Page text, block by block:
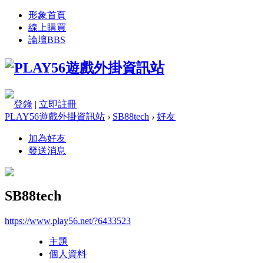
形象首頁
線上購買
論壇BBS
登錄 | 立即註冊
PLAY56遊戲外掛資訊站 › SB88tech › 好友
加為好友
發送消息
SB88tech
https://www.play56.net/?6433523
主題
個人資料